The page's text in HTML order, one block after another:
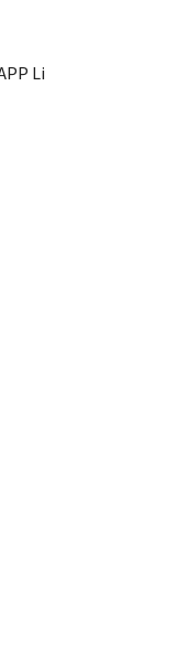
Li